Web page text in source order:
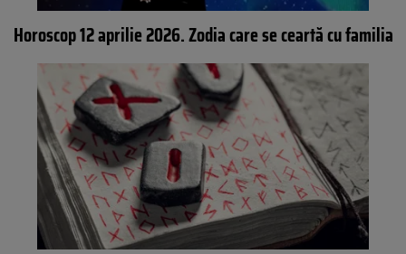
Horoscop 12 aprilie 2026. Zodia care se ceartă cu familia